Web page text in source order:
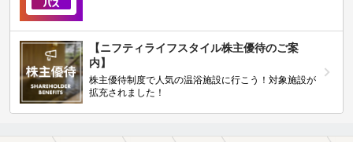
【ニフティライフスタイル株主優待のご案
内】
株主優待制度で人気の温浴施設に行こう！対象施設が
拡充されました！